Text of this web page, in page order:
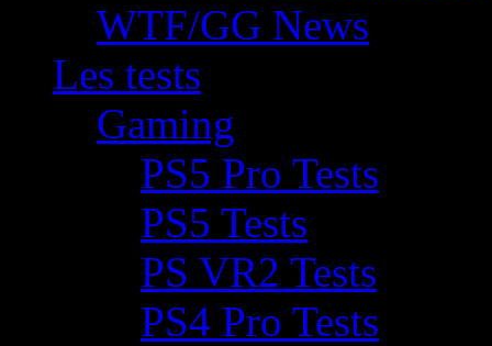
WTF/GG News
Les tests
Gaming
PS5 Pro Tests
PS5 Tests
PS VR2 Tests
PS4 Pro Tests